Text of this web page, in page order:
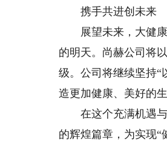
携手共进创未来
展望未来，大健康
的明天。尚赫公司将
级。公司将继续坚持“
造更加健康、美好的生
在这个充满机遇与
的辉煌篇章，为实现“